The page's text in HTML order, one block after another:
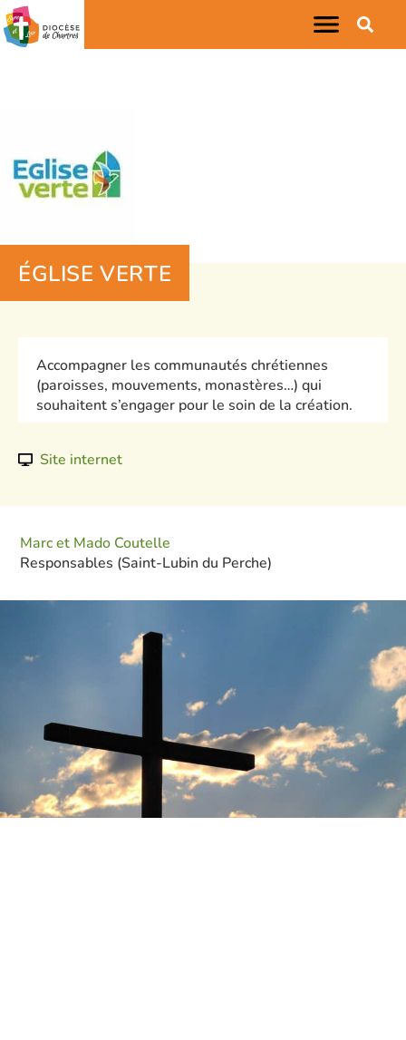
ÉGLISE VERTE
Accompagner les communautés chrétiennes
(paroisses, mouvements, monastères…) qui
souhaitent s’engager pour le soin de la création.
Site internet
Marc et Mado Coutelle
Responsables (Saint-Lubin du Perche)